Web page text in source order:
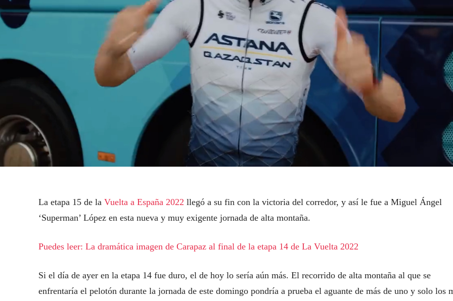
La etapa 15 de la Vuelta a España 2022 llegó a su fin con la victoria del corredor, y así le fue a Miguel Ángel
‘Superman’ López en esta nueva y muy exigente jornada de alta montaña.
Puedes leer: La dramática imagen de Carapaz al final de la etapa 14 de La Vuelta 2022
Si el día de ayer en la etapa 14 fue duro, el de hoy lo sería aún más. El recorrido de alta montaña al que se
enfrentaría el pelotón durante la jornada de este domingo pondría a prueba el aguante de más de uno y solo los